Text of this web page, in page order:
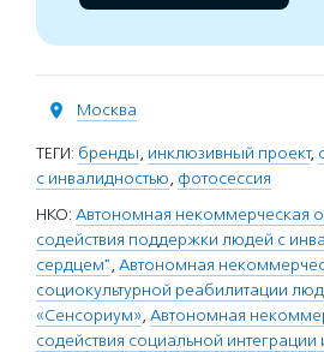
Москва
ТЕГИ: бренды, инклюзивный проект,
с инвалидностью, фотосессия
НКО: Автономная некоммерческая
содействия поддержки людей с
сердцем", Автономная
социокультурной реабилитации
«Сенсориум», Автономная
содействия социальной интеграции